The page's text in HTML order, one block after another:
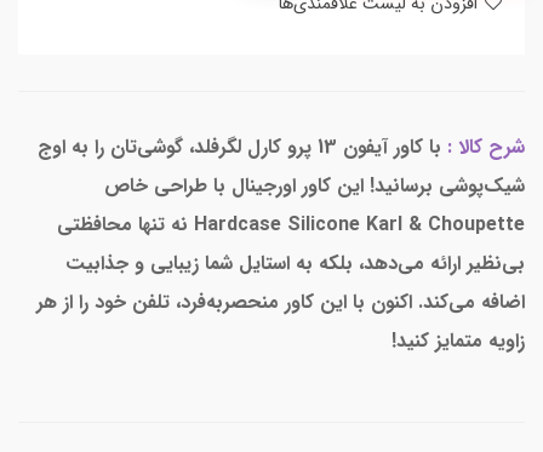
شرح کالا :
با کاور آیفون 13 پرو کارل لگرفلد، گوشی‌تان را به اوج
شیک‌پوشی برسانید! این کاور اورجینال با طراحی خاص
Hardcase Silicone Karl & Choupette نه تنها محافظتی
بی‌نظیر ارائه می‌دهد، بلکه به استایل شما زیبایی و جذابیت
اضافه می‌کند. اکنون با این کاور منحصر‌به‌فرد، تلفن خود را از هر
زاویه متمایز کنید!